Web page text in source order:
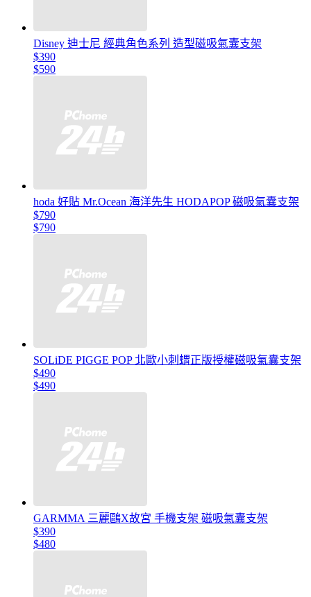
Disney 迪士尼 經典角色系列 造型磁吸氣囊支架
$390
$590
hoda 好貼 Mr.Ocean 海洋先生 HODAPOP 磁吸氣囊支架
$790
$790
SOLiDE PIGGE POP 北歐小刺蝟正版授權磁吸氣囊支架
$490
$490
GARMMA 三麗鷗X故宮 手機支架 磁吸氣囊支架
$390
$480